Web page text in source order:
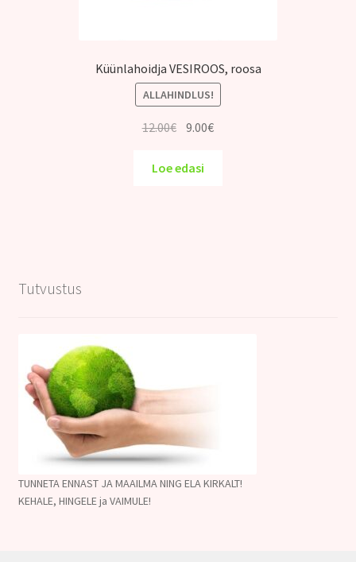
Küünlahoidja VESIROOS, roosa
ALLAHINDLUS!
12.00€ Algne
oli:
9.00€Praegune
Loe edasi
Tutvustus
TUNNETA ENNAST JA MAAILMA NING ELA KIRKALT!
KEHALE, HINGELE ja VAIMULE!